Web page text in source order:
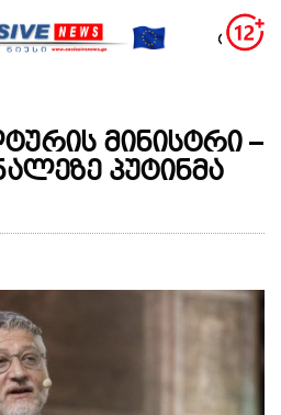
მინისტრი –
პუტინმა